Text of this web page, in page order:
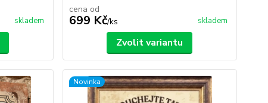
skladem
cena od
699 Kč/ks skladem
Zvolit variantu
Novinka